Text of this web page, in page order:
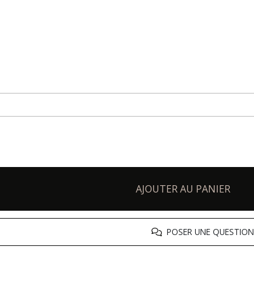
AJOUTER AU PANIER
POSER UNE QUESTION